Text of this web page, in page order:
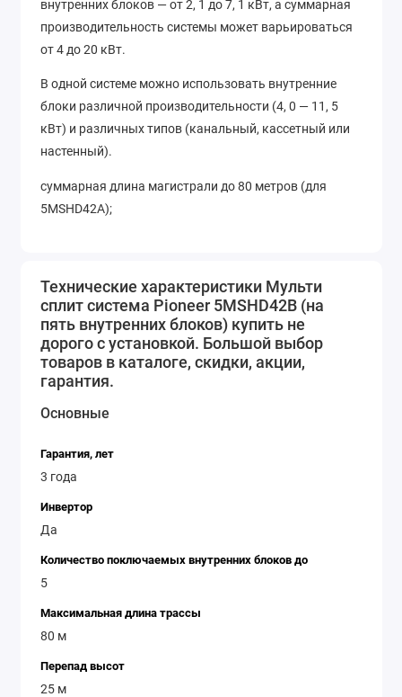
внутренних блоков — от 2, 1 до 7, 1 кВт, а суммарная
производительность системы может варьироваться
от 4 до 20 кВт.
В одной системе можно использовать внутренние
блоки различной производительности (4, 0 — 11, 5
кВт) и различных типов (канальный, кассетный или
настенный).
суммарная длина магистрали до 80 метров (для
5MSHD42A);
15 метров (5MSHD42A);
перепад высот между внутренними блоками до 7, 5 м.
Технические характеристики Мульти
сплит система Pioneer 5MSHD42B (на
пять внутренних блоков) купить не
дорого с установкой. Большой выбор
товаров в каталоге, скидки, акции,
гарантия.
Основные
Гарантия, лет
3 года
Инвертор
Да
Количество поключаемых внутренних блоков до
5
Максимальная длина трассы
80 м
Перепад высот
25 м